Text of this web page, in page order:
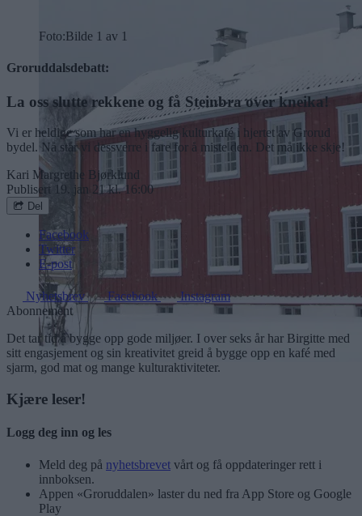
Foto:Bilde 1 av 1
Groruddalsdebatt:
La oss slutte rekkene og få Steinbra over kneika!
Vi er heldige som har en hyggelig kulturkafé i hjertet av Grorud
bydel. Nå står vi dessverre i fare for å miste den. Det må ikke skje!
Kari Margrethe Bjørklund
Publisert 19. jan 21 kl. 16:00
Del
Facebook
Twitter
E-post
Nyhetsbrev Facebook
Instagram
Abonnement
Det tar tid å bygge opp gode miljøer. I over seks år har Birgitte med
sitt engasjement og sin kreativitet greid å bygge opp en kafé med
sjarm, god mat og mange kulturaktiviteter.
Kjære leser!
Logg deg inn og les
Meld deg på nyhetsbrevet vårt og få oppdateringer rett i
innboksen.
Appen «Groruddalen» laster du ned fra App Store og Google
Play